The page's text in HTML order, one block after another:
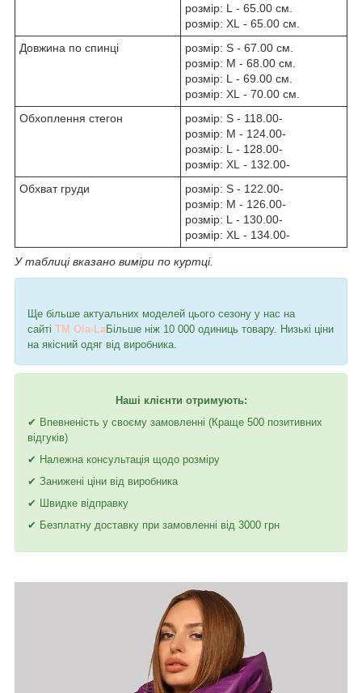
розмір: L - 65.00 см.
розмір: XL - 65.00 см.
Довжина по спинці
розмір: S - 67.00 см.
розмір: M - 68.00 см.
розмір: L - 69.00 см.
розмір: XL - 70.00 см.
Обхоплення стегон
розмір: S - 118.00-
розмір: M - 124.00-
розмір: L - 128.00-
розмір: XL - 132.00-
Обхват груди
розмір: S - 122.00-
розмір: M - 126.00-
розмір: L - 130.00-
розмір: XL - 134.00-
У таблиці вказано виміри по куртці.
Ще більше актуальних моделей цього сезону у нас на
сайті TM Ola-LaБільше ніж 10 000 одиниць товару. Низькі ціни
на якісний одяг від виробника.
Наші клієнти отримують:
✔ Впевненість у своєму замовленні (Краще 500 позитивних
відгуків)
✔ Належна консультація щодо розміру
✔ Занижені ціни від виробника
✔ Швидке відправку
✔ Безплатну доставку при замовленні від 3000 грн